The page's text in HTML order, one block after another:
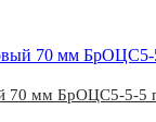
70 мм БрОЦС5-5-5